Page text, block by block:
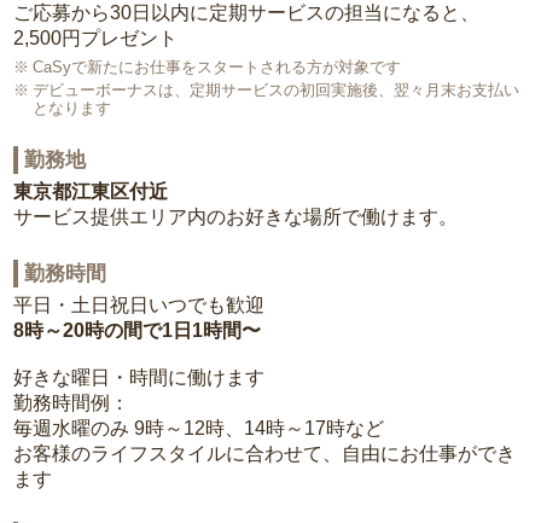
ご応募から30日以内に定期サービスの担当になると、
2,500円プレゼント
CaSyで新たにお仕事をスタートされる方が対象です
デビューボーナスは、定期サービスの初回実施後、翌々月末お支払い
となります
勤務地
東京都江東区付近
サービス提供エリア内のお好きな場所で働けます。
勤務時間
平日・土日祝日いつでも歓迎
8時～20時の間で1日1時間〜
好きな曜日・時間に働けます
勤務時間例：
毎週水曜のみ 9時～12時、14時～17時など
お客様のライフスタイルに合わせて、自由にお仕事ができ
ます